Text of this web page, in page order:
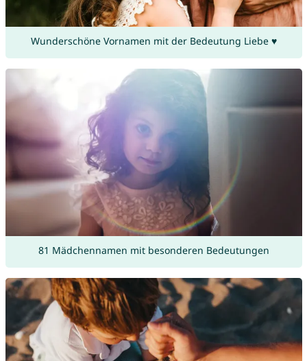
Wunderschöne Vornamen mit der Bedeutung Liebe ♥
81 Mädchennamen mit besonderen Bedeutungen